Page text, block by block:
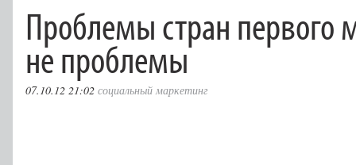
Проблемы стран первого
не проблемы
07.10.12 21:02 социальный маркетинг